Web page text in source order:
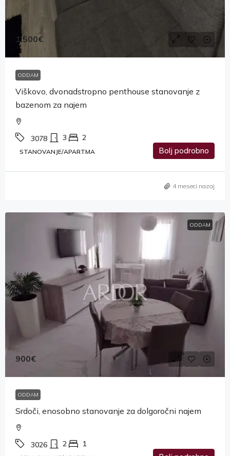
1,500€
ODDAM
Viškovo, dvonadstropno penthouse stanovanje z
bazenom za najem
3078 3 2
STANOVANJE/APARTMA Bolj podrobno
4 meseci nazaj
ODDAM
900€
ODDAM
Srdoči, enosobno stanovanje za dolgoročni najem
3026 2 1